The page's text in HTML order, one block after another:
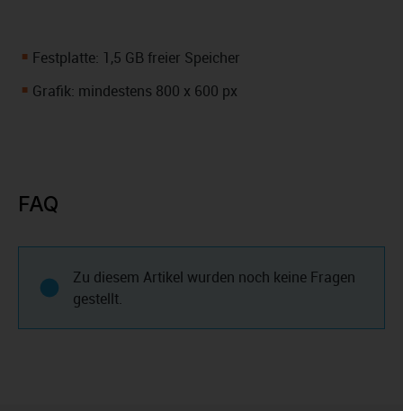
Festplatte: 1,5 GB freier Speicher
Grafik: mindestens 800 x 600 px
FAQ
Zu diesem Artikel wurden noch keine Fragen
gestellt.